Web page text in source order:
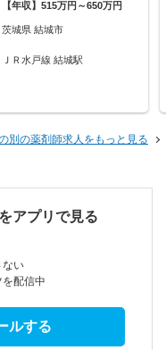
【年収】515万円～650万円
茨城県 結城市
ＪＲ水戸線 結城駅
別の薬剤師求人をもっと見る
アプリで見る
ない
配信中
ルする